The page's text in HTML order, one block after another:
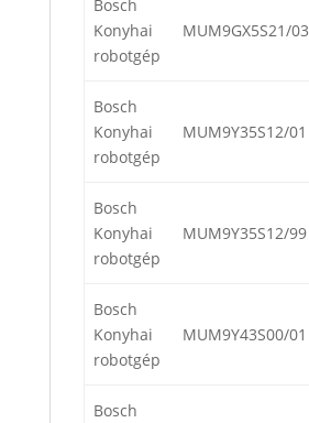
Bosch
Konyhai
robotgép
MUM9GX5S21/03
Bosch
Konyhai
robotgép
MUM9Y35S12/01
Bosch
Konyhai
robotgép
MUM9Y35S12/99
Bosch
Konyhai
robotgép
MUM9Y43S00/01
Bosch